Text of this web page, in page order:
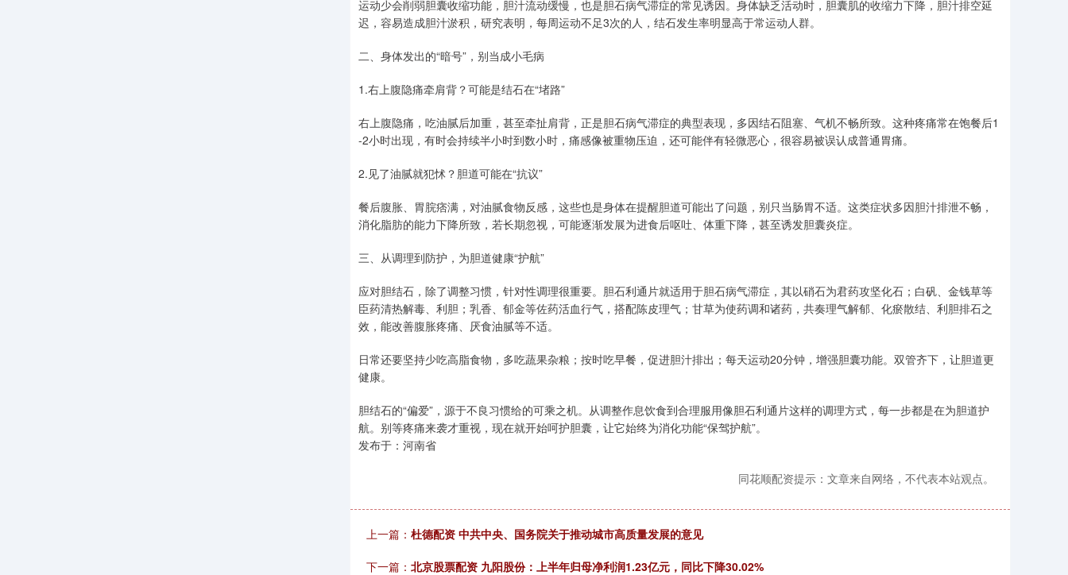
运动少会削弱胆囊收缩功能，胆汁流动缓慢，也是胆石病气滞症的常见诱因。身体缺乏活动时，胆囊肌的收缩力下降，胆汁排空延
迟，容易造成胆汁淤积，研究表明，每周运动不足3次的人，结石发生率明显高于常运动人群。
二、身体发出的“暗号”，别当成小毛病
1.右上腹隐痛牵肩背？可能是结石在“堵路”
右上腹隐痛，吃油腻后加重，甚至牵扯肩背，正是胆石病气滞症的典型表现，多因结石阻塞、气机不畅所致。这种疼痛常在饱餐后1
-2小时出现，有时会持续半小时到数小时，痛感像被重物压迫，还可能伴有轻微恶心，很容易被误认成普通胃痛。
2.见了油腻就犯怵？胆道可能在“抗议”
餐后腹胀、胃脘痞满，对油腻食物反感，这些也是身体在提醒胆道可能出了问题，别只当肠胃不适。这类症状多因胆汁排泄不畅，
消化脂肪的能力下降所致，若长期忽视，可能逐渐发展为进食后呕吐、体重下降，甚至诱发胆囊炎症。
三、从调理到防护，为胆道健康“护航”
应对胆结石，除了调整习惯，针对性调理很重要。胆石利通片就适用于胆石病气滞症，其以硝石为君药攻坚化石；白矾、金钱草等
臣药清热解毒、利胆；乳香、郁金等佐药活血行气，搭配陈皮理气；甘草为使药调和诸药，共奏理气解郁、化瘀散结、利胆排石之
效，能改善腹胀疼痛、厌食油腻等不适。
日常还要坚持少吃高脂食物，多吃蔬果杂粮；按时吃早餐，促进胆汁排出；每天运动20分钟，增强胆囊功能。双管齐下，让胆道更
健康。
胆结石的“偏爱”，源于不良习惯给的可乘之机。从调整作息饮食到合理服用像胆石利通片这样的调理方式，每一步都是在为胆道护
航。别等疼痛来袭才重视，现在就开始呵护胆囊，让它始终为消化功能“保驾护航”。
发布于：河南省
同花顺配资提示：文章来自网络，不代表本站观点。
上一篇： 杜德配资 中共中央、国务院关于推动城市高质量发展的意见
下一篇： 北京股票配资 九阳股份：上半年归母净利润1.23亿元，同比下降30.02%